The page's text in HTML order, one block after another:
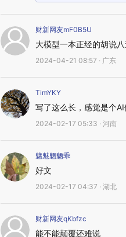
财新网友mF0B5U
大模型一本正经的胡说
2024-04-21 08:57 · 广东
TimYKY
写了这么长，感觉是个
2024-02-17 05:33 · 河南
魑魅魍魉乖
好文
2024-02-17 04:37 · 湖北
财新网友qKbfzc
能不能颠覆还难说